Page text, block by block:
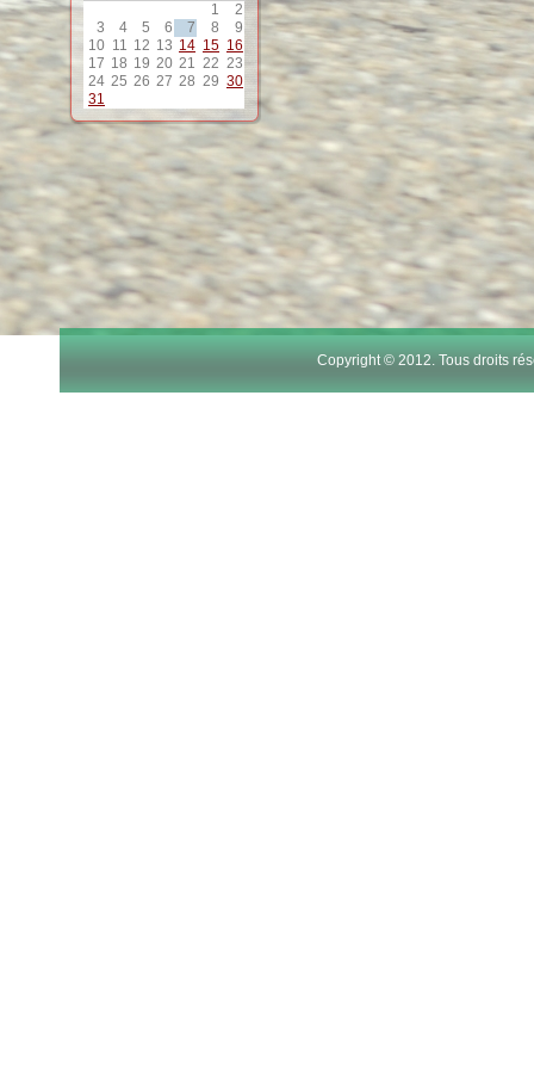
1
2
3
4 5 6 7 8
9
10 11 12 13 14 15 16
17 18 19 20 21 22 23
24 25 26 27 28 29 30
31
12
13
15
17
Copyright © 2012. Tous droits